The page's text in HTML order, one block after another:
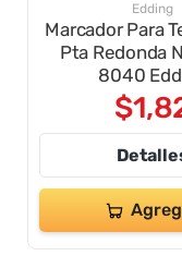
Edding
Marcador Para
Pta Redonda
8040
$1,